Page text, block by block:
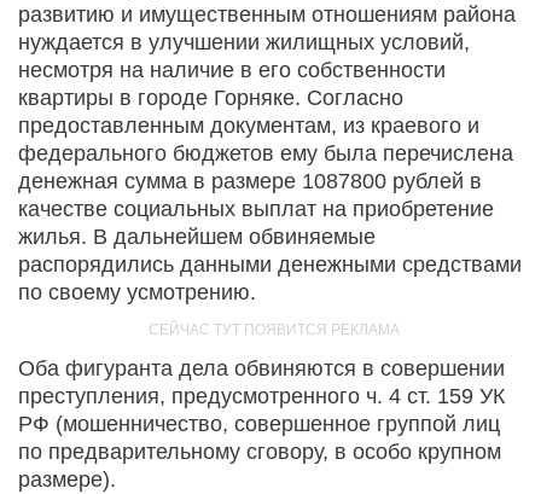
развитию и имущественным отношениям района
нуждается в улучшении жилищных условий,
несмотря на наличие в его собственности
квартиры в городе Горняке. Согласно
предоставленным документам, из краевого и
федерального бюджетов ему была перечислена
денежная сумма в размере 1087800 рублей в
качестве социальных выплат на приобретение
жилья. В дальнейшем обвиняемые
распорядились данными денежными средствами
по своему усмотрению.
Оба фигуранта дела обвиняются в совершении
преступления, предусмотренного ч. 4 ст. 159 УК
РФ (мошенничество, совершенное группой лиц
по предварительному сговору, в особо крупном
размере).